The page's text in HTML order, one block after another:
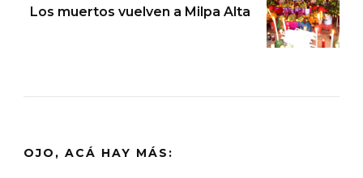
Los muertos vuelven a Milpa Alta
OJO, ACÁ HAY MÁS: